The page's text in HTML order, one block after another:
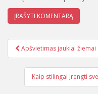
Įrašo
Apšvietimas jaukiai žiemai
Kaip stilingai įrengti